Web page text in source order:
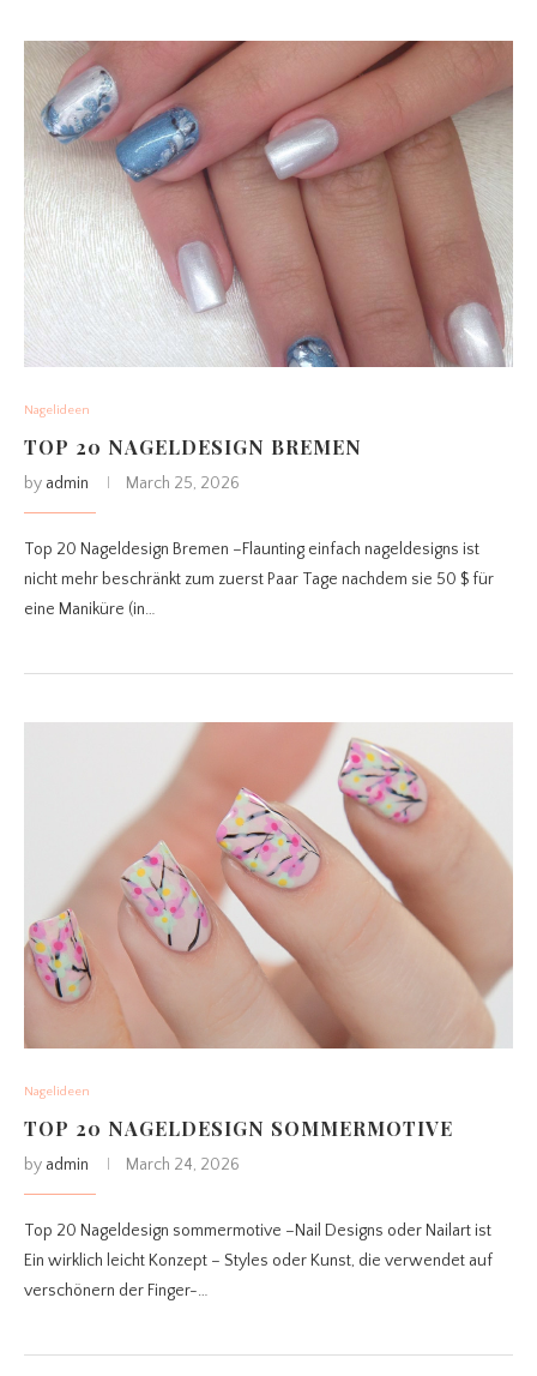
Nagelideen
TOP 20 NAGELDESIGN BREMEN
by admin March 25, 2026
Top 20 Nageldesign Bremen –Flaunting einfach nageldesigns ist
nicht mehr beschränkt zum zuerst Paar Tage nachdem sie 50 $ für
eine Maniküre (in…
Nagelideen
TOP 20 NAGELDESIGN SOMMERMOTIVE
by admin March 24, 2026
Top 20 Nageldesign sommermotive –Nail Designs oder Nailart ist
Ein wirklich leicht Konzept – Styles oder Kunst, die verwendet auf
verschönern der Finger-…